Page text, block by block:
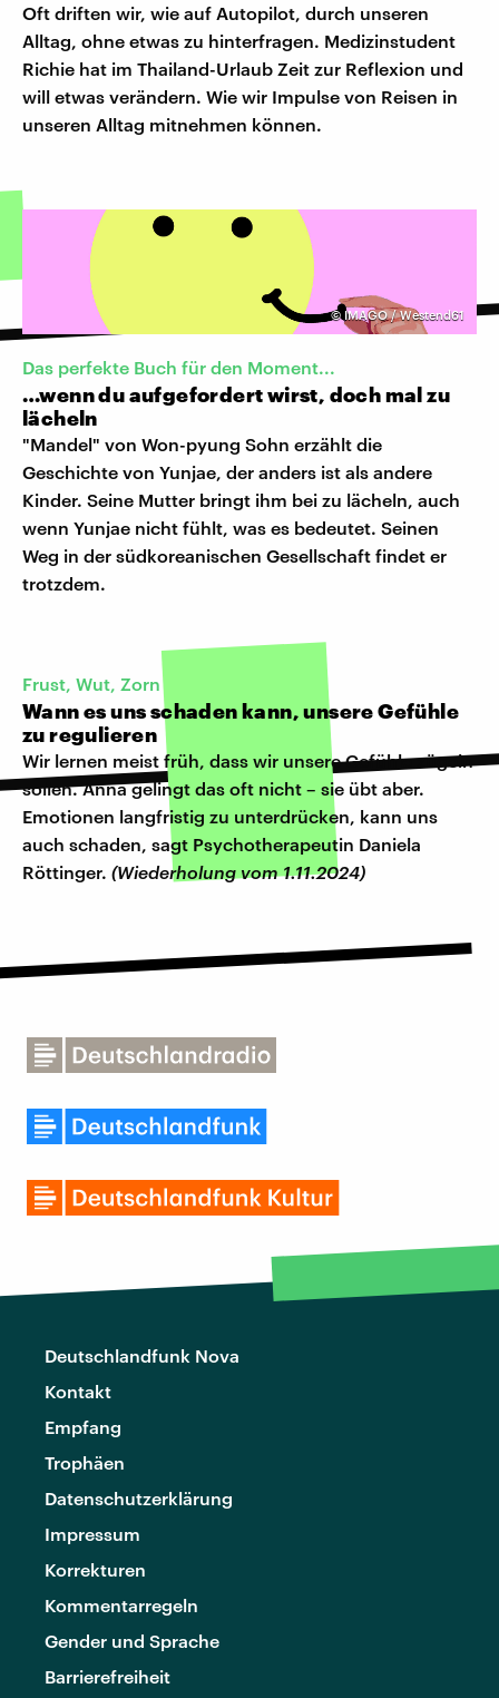
Oft driften wir, wie auf Autopilot, durch unseren
Alltag, ohne etwas zu hinterfragen. Medizinstudent
Richie hat im Thailand-Urlaub Zeit zur Reflexion und
will etwas verändern. Wie wir Impulse von Reisen in
unseren Alltag mitnehmen können.
© IMAGO / Westend61
Das perfekte Buch für den Moment...
…wenn du aufgefordert wirst, doch mal zu
lächeln
"Mandel" von Won-pyung Sohn erzählt die
Geschichte von Yunjae, der anders ist als andere
Kinder. Seine Mutter bringt ihm bei zu lächeln, auch
wenn Yunjae nicht fühlt, was es bedeutet. Seinen
Weg in der südkoreanischen Gesellschaft findet er
trotzdem.
Frust, Wut, Zorn
Wann es uns schaden kann, unsere Gefühle
zu regulieren
Wir lernen meist früh, dass wir unsere Gefühle zügeln
sollen. Anna gelingt das oft nicht – sie übt aber.
Emotionen langfristig zu unterdrücken, kann uns
auch schaden, sagt Psychotherapeutin Daniela
Röttinger. (Wiederholung vom 1.11.2024)
Deutschlandfunk Nova
Kontakt
Empfang
Trophäen
Datenschutzerklärung
Impressum
Korrekturen
Kommentarregeln
Gender und Sprache
Barrierefreiheit